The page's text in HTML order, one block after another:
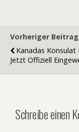
Vorheriger Beitrag
Kanadas Konsulat
Jetzt Offiziell
Schreibe einen